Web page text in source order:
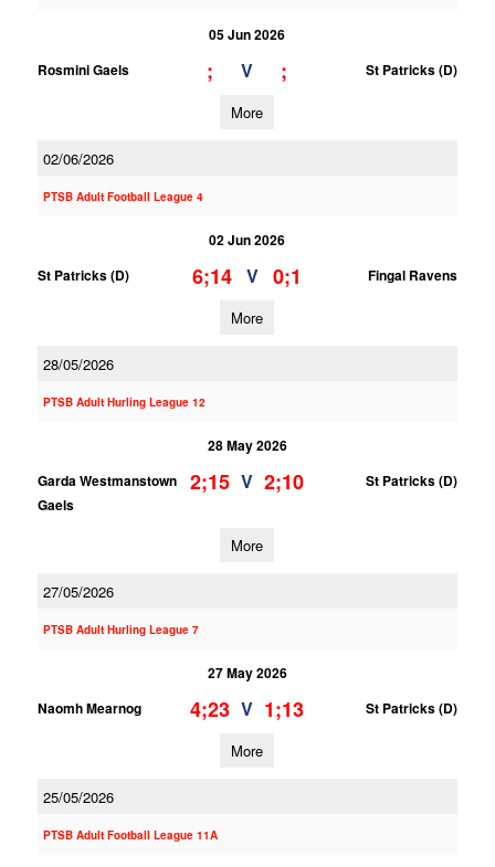
05 Jun 2026
Rosmini Gaels
; V ; St Patricks (D)
More
02/06/2026
PTSB Adult Football League 4
02 Jun 2026
St Patricks (D)
6;14 V 0;1 Fingal Ravens
More
28/05/2026
PTSB Adult Hurling League 12
28 May 2026
Garda Westmanstown
Gaels
2;15 V 2;10 St Patricks (D)
More
27/05/2026
PTSB Adult Hurling League 7
27 May 2026
Naomh Mearnog
4;23 V 1;13 St Patricks (D)
More
25/05/2026
PTSB Adult Football League 11A